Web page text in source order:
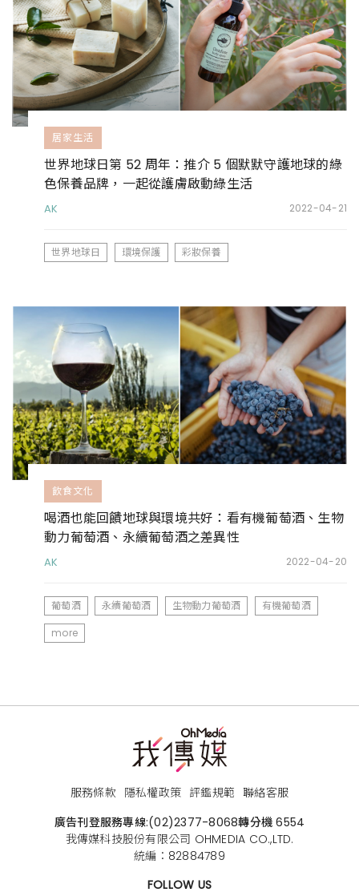
居家生活
世界地球日第 52 周年：推介 5 個默默守護地球的綠
色保養品牌，一起從護膚啟動綠生活
AK 2022-04-21
世界地球日 環境保護 彩妝保養
飲食文化
喝酒也能回饋地球與環境共好：看有機葡萄酒、生物
動力葡萄酒、永續葡萄酒之差異性
AK 2022-04-20
葡萄酒 永續葡萄酒 生物動力葡萄酒
有機葡萄酒
more
服務條款 隱私權政策 評鑑規範 聯絡客服
廣告刊登服務專線:(02)2377-8068轉分機 6554
我傳媒科技股份有限公司 OHMEDIA CO.,LTD.
統編：82884789
FOLLOW US